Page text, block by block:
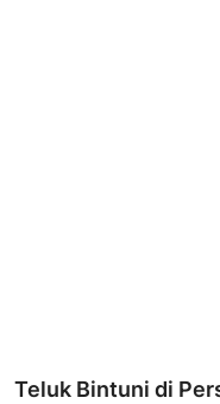
Teluk Bintuni di